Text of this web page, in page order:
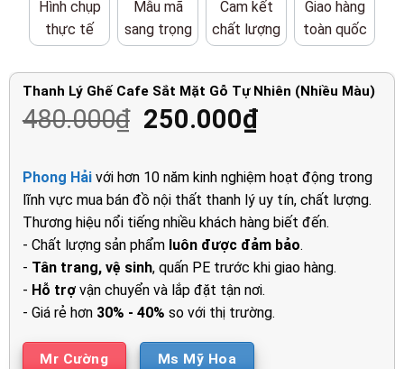
Hình chụp
thực tế
Mẫu mã
sang trọng
Cam kết
chất lượng
Giao hàng
toàn quốc
Thanh Lý Ghế Cafe Sắt Mặt Gỗ Tự Nhiên (Nhiều Màu)
480.000₫ Giá
là:
480.000₫.
250.000₫Giá
tại
là:
250.000₫.
Phong Hảivới hơn 10 năm kinh nghiệm hoạt động trong
lĩnh vực mua bán đồ nội thất thanh lý uy tín, chất lượng.
Thương hiệu nổi tiếng nhiều khách hàng biết đến.
- Chất lượng sản phẩm luôn được đảm bảo.
- Tân trang, vệ sinh, quấn PE trước khi giao hàng.
- Hỗ trợvận chuyển và lắp đặt tận nơi.
- Giá rẻ hơn 30% - 40% so với thị trường.
Mr Cường Ms Mỹ Hoa